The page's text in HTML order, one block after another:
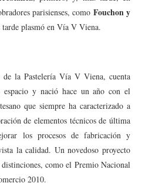
parisienses, como Fouchon y
tarde plasmó en Vía V Viena.
la Pastelería Vía V Viena, cuenta
espacio y nació hace un año con el
que siempre ha caracterizado a
de elementos técnicos de última
los procesos de fabricación y
la calidad. Un novedoso proyecto
como el Premio Nacional
2010.